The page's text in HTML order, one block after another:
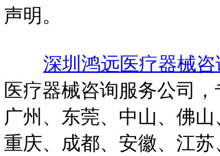
声明。
深圳鸿远医疗器械
医疗器械咨询服务公司
广州、东莞、中山、佛
重庆、成都、安徽、江